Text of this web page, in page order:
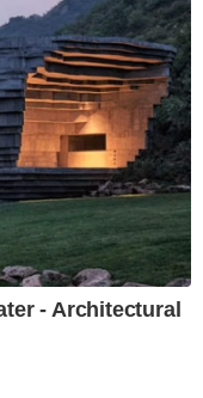
- Architectural